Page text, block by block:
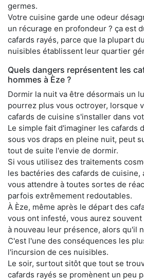
germes.
Votre cuisine garde une odeur
un récurage en profondeur ? ça est
cafards rayés, parce que la plupart
nuisibles établissent leur quartier
Quels dangers représentent les
hommes à Èze ?
Dormir la nuit va être désormais un
pourrez plus vous octroyer, lorsque
cafards de cuisine s'installer dans
Le simple fait d'imaginer les cafards
sous vos draps en pleine nuit, peut
tout de suite l'envie de dormir.
Si vous utilisez des traitements
les bactéries des cafards de cuisine,
vous attendre à toutes sortes de
parfois extrêmement redoutables.
À Èze, même après le départ des
vous ont infesté, vous aurez
à nouveau leur présence, alors qu'il
C'est l'une des conséquences les
l'incursion de ces nuisibles.
Le soir, surtout sitôt que tout se
cafards rayés se promènent un peu